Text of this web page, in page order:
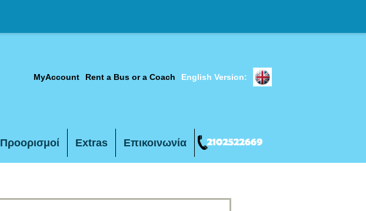
MyAccount Rent a Bus or a Coach English Version:
Προορισμοί Extras Επικοινωνία